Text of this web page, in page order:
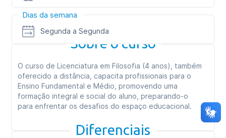
Dias da semana
Segunda a Segunda
Sobre o curso
O curso de Licenciatura em Filosofia (4 anos), também
oferecido a distância, capacita profissionais para o
Ensino Fundamental e Médio, promovendo uma
formação integral e social do aluno, preparando-o
para enfrentar os desafios do espaço educacional.
Diferenciais